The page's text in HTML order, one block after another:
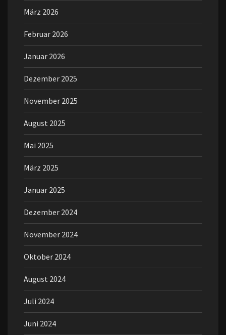
März 2026
Februar 2026
Januar 2026
Dezember 2025
November 2025
August 2025
Mai 2025
März 2025
Januar 2025
Dezember 2024
November 2024
Oktober 2024
August 2024
Juli 2024
Juni 2024